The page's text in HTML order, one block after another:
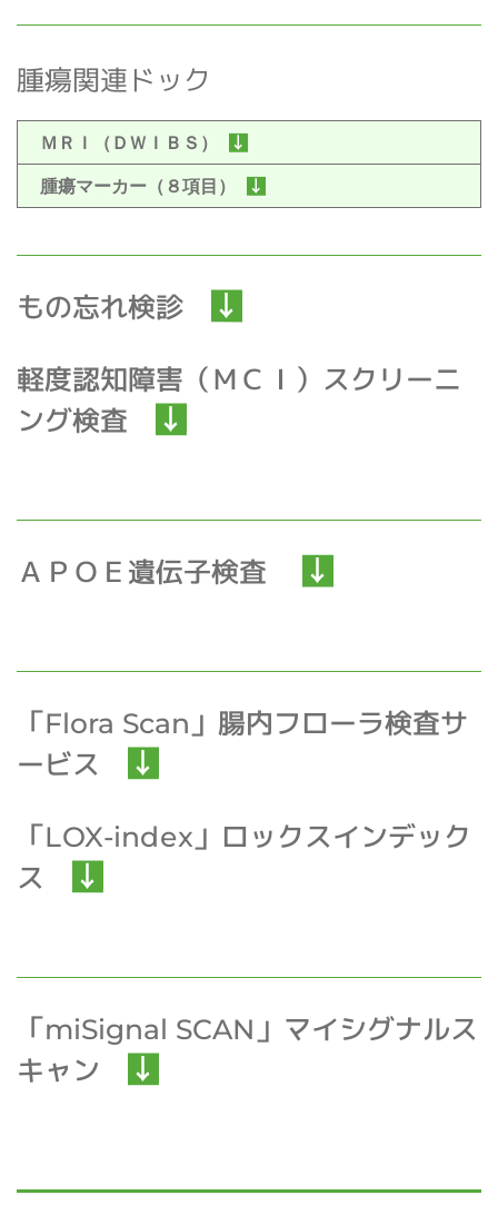
腫瘍関連ドック
ＭＲＩ（ＤＷＩＢＳ）
腫瘍マーカー（８項目）
もの忘れ検診
軽度認知障害（ＭＣＩ）スクリーニ
ング検査
ＡＰＯＥ遺伝子検査
「Flora Scan」腸内フローラ検査サ
ービス
「LOX-index」ロックスインデック
ス
「miSignal SCAN」マイシグナルス
キャン